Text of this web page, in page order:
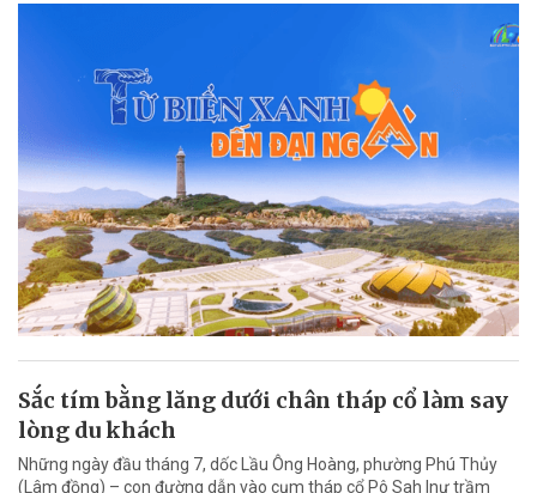
Sắc tím bằng lăng dưới chân tháp cổ làm say
lòng du khách
Những ngày đầu tháng 7, dốc Lầu Ông Hoàng, phường Phú Thủy
(Lâm đồng) – con đường dẫn vào cụm tháp cổ Pô Sah Inư trầm